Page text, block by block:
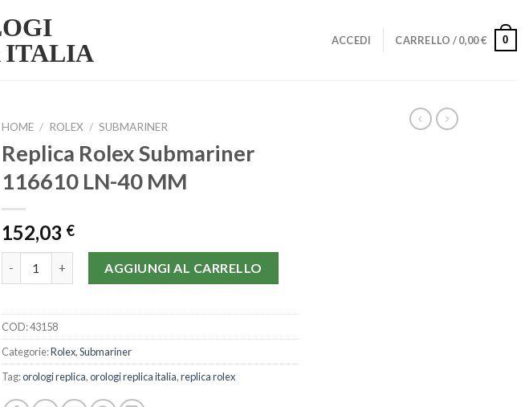
ITALIA
ACCEDI CARRELLO /0,00€ 0
HOME / ROLEX / SUBMARINER
Replica Rolex Submariner
116610 LN-40 MM
152,03 €
AGGIUNGI AL CARRELLO
COD:43158
Categorie:Rolex,Submariner
Tag:orologi replica,orologi replica italia,replica rolex